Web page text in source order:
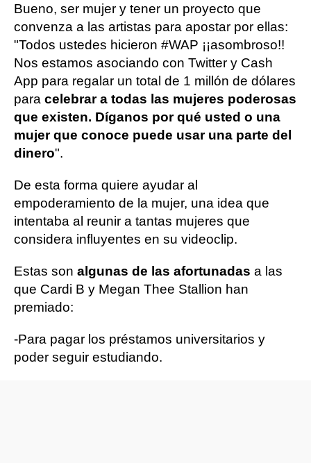
Bueno, ser mujer y tener un proyecto que
convenza a las artistas para apostar por ellas:
"Todos ustedes hicieron #WAP ¡¡asombroso!!
Nos estamos asociando con Twitter y Cash
App para regalar un total de 1 millón de dólares
para celebrar a todas las mujeres poderosas
que existen. Díganos por qué usted o una
mujer que conoce puede usar una parte del
dinero".
De esta forma quiere ayudar al
empoderamiento de la mujer, una idea que
intentaba al reunir a tantas mujeres que
considera influyentes en su videoclip.
Estas son algunas de las afortunadas a las
que Cardi B y Megan Thee Stallion han
premiado:
-Para pagar los préstamos universitarios y
poder seguir estudiando.